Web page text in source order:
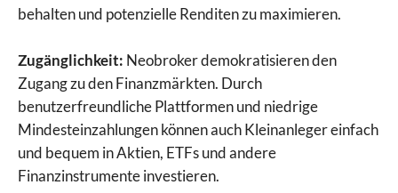
behalten und potenzielle Renditen zu maximieren.
Zugänglichkeit: Neobroker demokratisieren den
Zugang zu den Finanzmärkten. Durch
benutzerfreundliche Plattformen und niedrige
Mindesteinzahlungen können auch Kleinanleger einfach
und bequem in Aktien, ETFs und andere
Finanzinstrumente investieren.